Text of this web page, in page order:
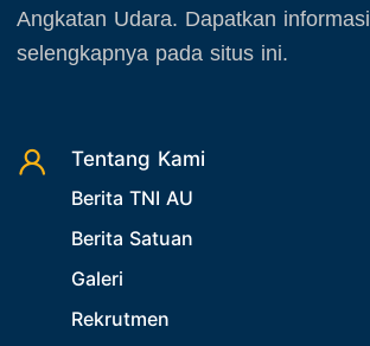
Angkatan Udara. Dapatkan informasi
selengkapnya pada situs ini.
Tentang Kami
Berita TNI AU
Berita Satuan
Galeri
Rekrutmen